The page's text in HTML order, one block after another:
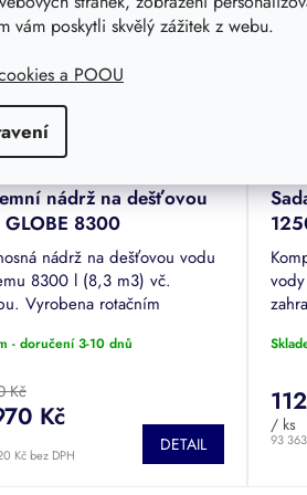
vám poskytli skvělý zážitek z webu.
a POOU
nádrž na dešťovou
8300
nádrž na dešťovou vodu
8300 l (8,3 m3) vč.
Vyrobena rotačním
9001. Usazení bez
- doručení 3-10 dnů
Kč
Kč bez DPH
Kč
DETAIL
1
93
/ ks